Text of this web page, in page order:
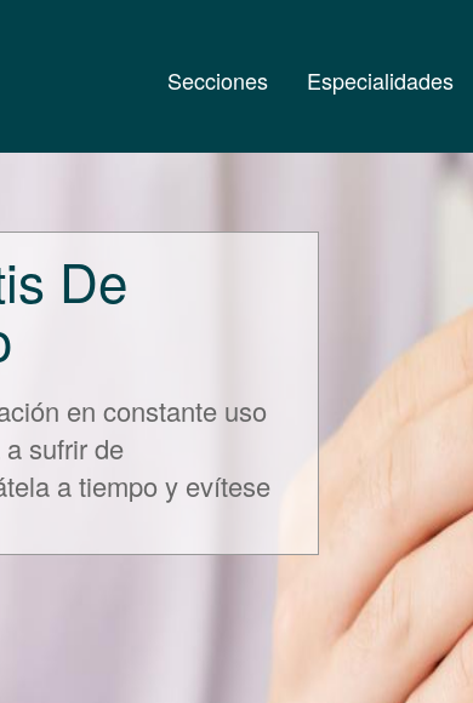
Secciones Especialidades
De
en constante uso
sufrir de
a tiempo y evítese